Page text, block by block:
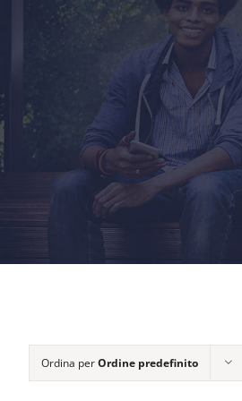
Ordina perOrdine predefinito